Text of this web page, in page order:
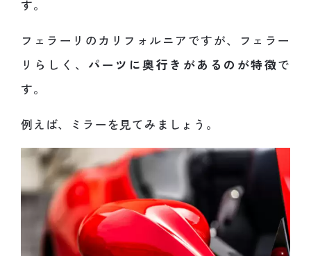
す。
フェラーリのカリフォルニアですが、フェラー
リらしく、 パーツに奥行きがあるのが特徴で
す。
例えば、ミラーを見てみましょう。